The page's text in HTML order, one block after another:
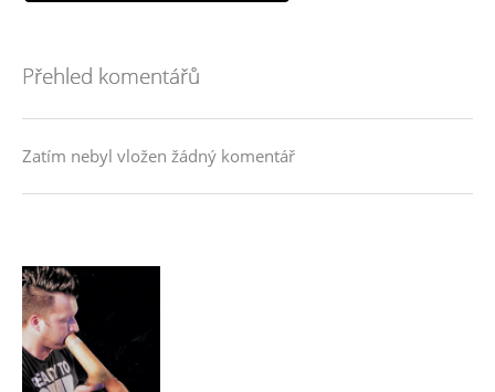
Přehled komentářů
Zatím nebyl vložen žádný komentář